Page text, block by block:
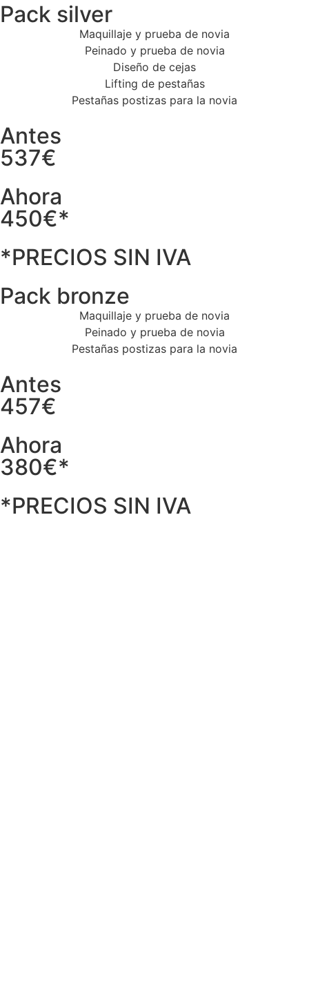
Pack silver
Maquillaje y prueba de novia
Peinado y prueba de novia
Diseño de cejas
Lifting de pestañas
Pestañas postizas para la novia
Antes
537€
Ahora
450€*
*PRECIOS SIN IVA
Pack bronze
Maquillaje y prueba de novia
Peinado y prueba de novia
Pestañas postizas para la novia
Antes
457€
Ahora
380€*
*PRECIOS SIN IVA